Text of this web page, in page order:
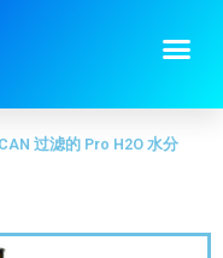
滤的 Pro H2O 水分探头适
过滤的 Pro H2O 水分